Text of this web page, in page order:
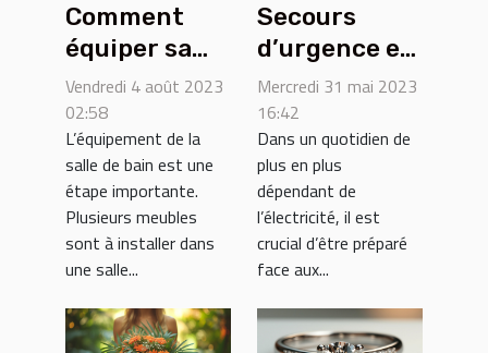
Comment
équiper sa
salle de bain
?
Vendredi 4 août 2023
02:58
L’équipement de la
salle de bain est une
étape importante.
Plusieurs meubles
sont à installer dans
une salle...
Secours
d’urgence en
l’électricité :
Pourquoi
solliciter les
services d’un
électricien ?
Mercredi 31 mai 2023
16:42
Dans un quotidien de
plus en plus
dépendant de
l’électricité, il est
crucial d’être préparé
face aux...